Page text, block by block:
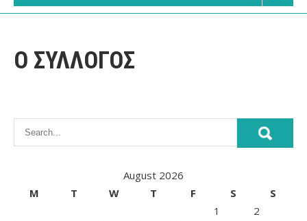
Ο ΣΥΛΛΟΓΟΣ
August 2026
M
T W T F S
S
1
2